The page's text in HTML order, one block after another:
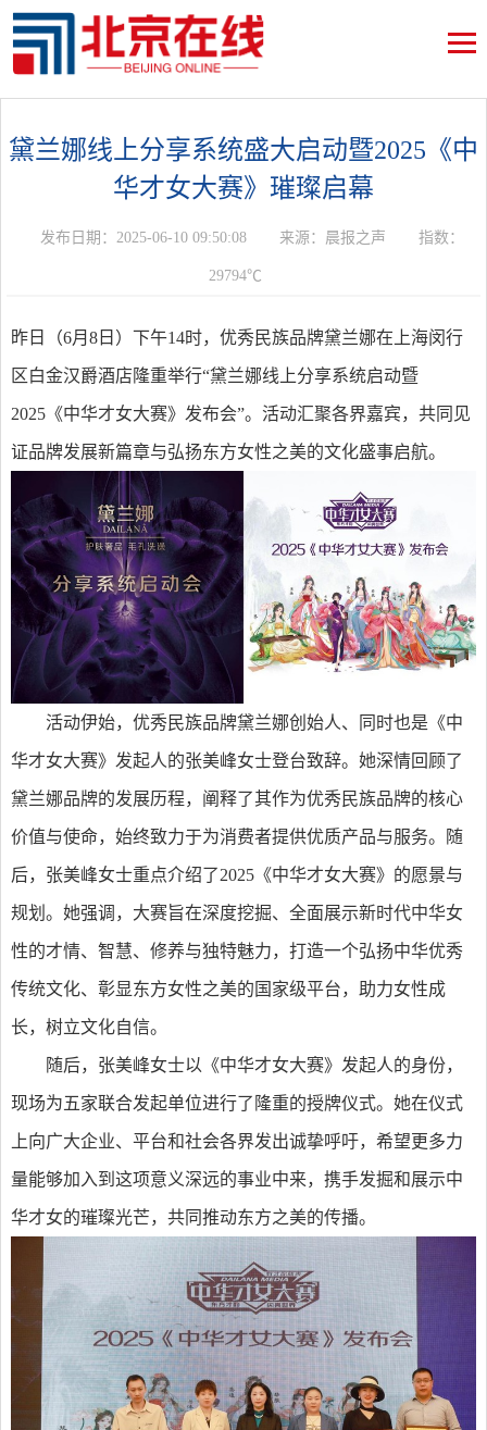
黛兰娜线上分享系统盛大启动暨2025《中
华才女大赛》璀璨启幕
发布日期：2025-06-10 09:50:08 来源：晨报之声 指数：
29794℃
昨日（6月8日）下午14时，优秀民族品牌黛兰娜在上海闵行
区白金汉爵酒店隆重举行“黛兰娜线上分享系统启动暨
2025《中华才女大赛》发布会”。活动汇聚各界嘉宾，共同见
证品牌发展新篇章与弘扬东方女性之美的文化盛事启航。
活动伊始，优秀民族品牌黛兰娜创始人、同时也是《中
华才女大赛》发起人的张美峰女士登台致辞。她深情回顾了
黛兰娜品牌的发展历程，阐释了其作为优秀民族品牌的核心
价值与使命，始终致力于为消费者提供优质产品与服务。随
后，张美峰女士重点介绍了2025《中华才女大赛》的愿景与
规划。她强调，大赛旨在深度挖掘、全面展示新时代中华女
性的才情、智慧、修养与独特魅力，打造一个弘扬中华优秀
传统文化、彰显东方女性之美的国家级平台，助力女性成
长，树立文化自信。
随后，张美峰女士以《中华才女大赛》发起人的身份，
现场为五家联合发起单位进行了隆重的授牌仪式。她在仪式
上向广大企业、平台和社会各界发出诚挚呼吁，希望更多力
量能够加入到这项意义深远的事业中来，携手发掘和展示中
华才女的璀璨光芒，共同推动东方之美的传播。